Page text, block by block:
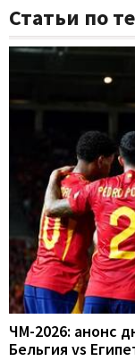
Статьи по
ЧМ-2026: анонс
Бельгия vs